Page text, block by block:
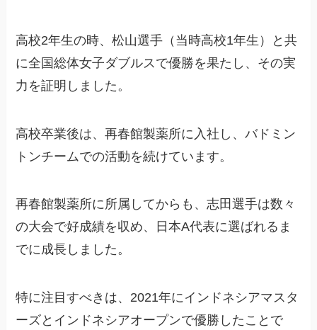
高校2年生の時、松山選手（当時高校1年生）と共
に全国総体女子ダブルスで優勝を果たし、その実
力を証明しました。
高校卒業後は、再春館製薬所に入社し、バドミン
トンチームでの活動を続けています。
再春館製薬所に所属してからも、志田選手は数々
の大会で好成績を収め、日本A代表に選ばれるま
でに成長しました。
特に注目すべきは、2021年にインドネシアマスタ
ーズとインドネシアオープンで優勝したことで